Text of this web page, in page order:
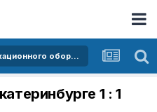
Покупка и продажа телекоммуникационного оборудования
1 : 1